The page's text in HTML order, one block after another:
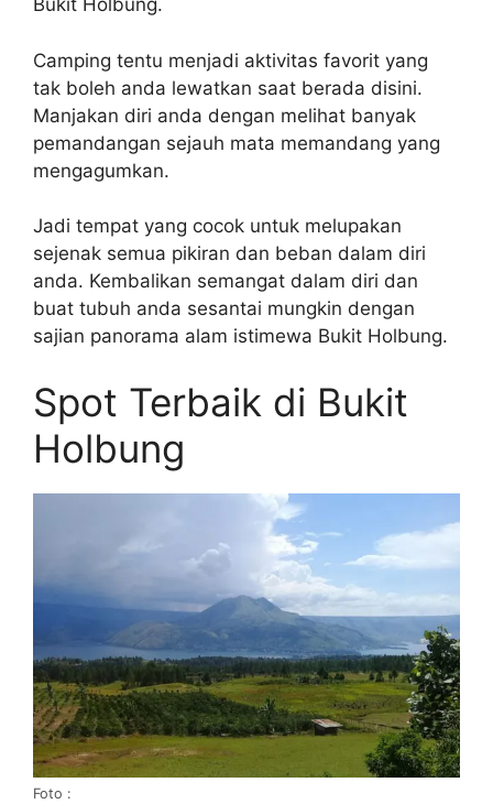
Bukit Holbung.
Camping tentu menjadi aktivitas favorit yang
tak boleh anda lewatkan saat berada disini.
Manjakan diri anda dengan melihat banyak
pemandangan sejauh mata memandang yang
mengagumkan.
Jadi tempat yang cocok untuk melupakan
sejenak semua pikiran dan beban dalam diri
anda. Kembalikan semangat dalam diri dan
buat tubuh anda sesantai mungkin dengan
sajian panorama alam istimewa Bukit Holbung.
Spot Terbaik di Bukit
Holbung
Foto :